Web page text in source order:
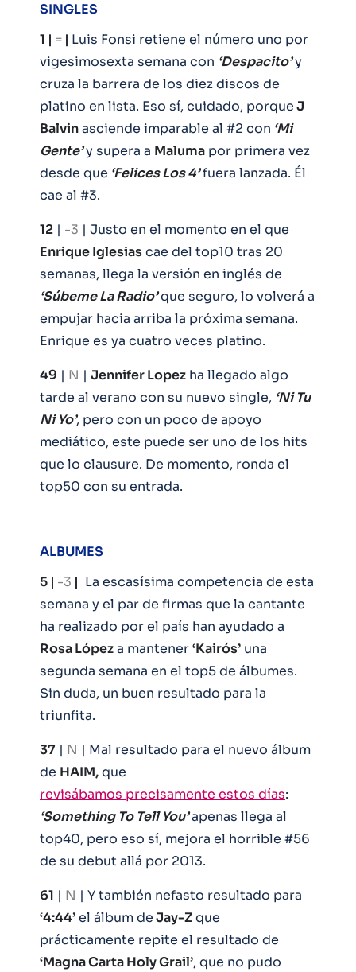
SINGLES
1 | = | Luis Fonsi retiene el número uno por
vigesimosexta semana con ‘Despacito’y
cruza la barrera de los diez discos de
platino en lista. Eso sí, cuidado, porqueJ
Balvinasciende imparable al #2 con ‘Mi
Gente’y supera a Maluma por primera vez
desde que ‘Felices Los 4’fuera lanzada. Él
cae al #3.
12 | -3 | Justo en el momento en el que
Enrique Iglesiascae del top10 tras 20
semanas, llega la versión en inglés de
‘Súbeme La Radio’que seguro, lo volverá a
empujar hacia arriba la próxima semana.
Enrique es ya cuatro veces platino.
49 | N | Jennifer Lopez ha llegado algo
tarde al verano con su nuevo single, ‘Ni Tu
Ni Yo’, pero con un poco de apoyo
mediático, este puede ser uno de los hits
que lo clausure. De momento, ronda el
top50 con su entrada.
ALBUMES
5 | -3 | La escasísima competencia de esta
semana y el par de firmas que la cantante
ha realizado por el país han ayudado a
Rosa Lópeza mantener‘Kairós’ una
segunda semana en el top5 de álbumes.
Sin duda, un buen resultado para la
triunfita.
37 | N | Mal resultado para el nuevo álbum
de HAIM,que
revisábamos precisamente estos días:
‘Something To Tell You’apenas llega al
top40, pero eso sí, mejora el horrible #56
de su debut allá por 2013.
61 | N | Y también nefasto resultado para
‘4:44’el álbum deJay-Zque
prácticamente repite el resultado de
‘Magna Carta Holy Grail’, que no pudo